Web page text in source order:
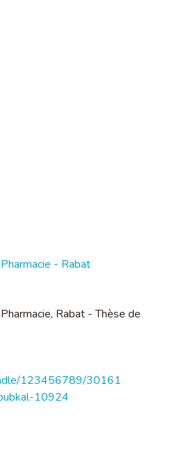
- Rabat
Rabat - Thèse de
123456789/30161
10924